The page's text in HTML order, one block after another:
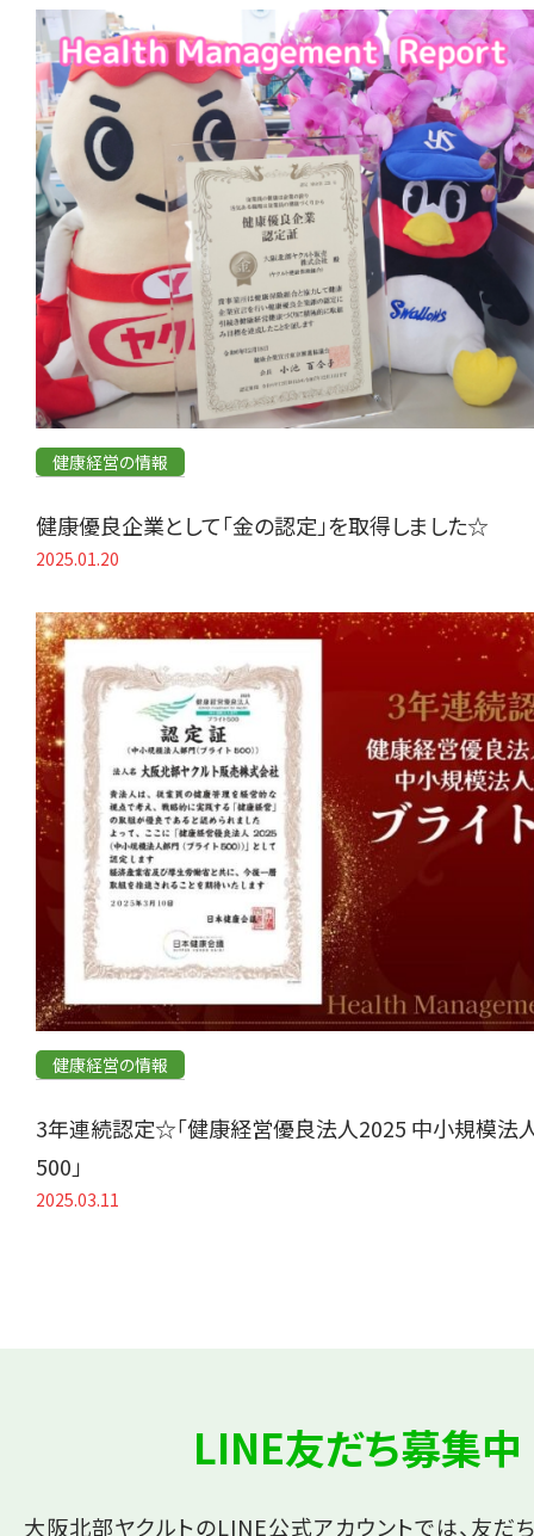
健康経営の情報
健康優良企業として「金の認定」を取得しました☆
2025.01.20
健康経営の情報
3年連続認定☆「健康経営優良法人2025 中小規模法
500」
2025.03.11
LINE友だち募集中
大阪北部ヤクルトのLINE公式アカウントでは、友だ